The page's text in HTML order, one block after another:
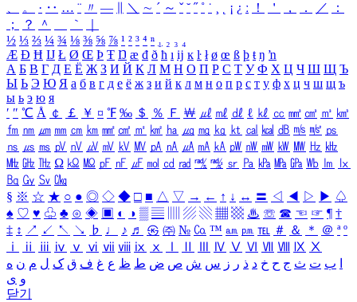
、
。 · ‥ … ¨ 〃 ― ＼ ∼ ´ ～ ˇ ˘ ˝ ˚ ˙ ¸ ¡ ¿ ː ！ ＇ ， ． ／
：
；
？ ＾ ｀
½ ⅓ ⅔ ¼ ¾ ⅛ ⅜ ⅝ ⅞ ¹ ² ³ ⁴ ⁿ ₁ ₂ ₃ ₄
Æ Ð Ħ Ĳ Ł Ø Œ Þ Ŧ Ŋ æ đ ð ħ ı ĳ ĸ ŀ ł ø œ ß þ ŧ ŋ ŉ
А Б В Г Д Е Ё Ж З И Й К Л М Н О П Р С Т У Ф Х Ц Ч Ш Щ Ъ
Ы Ь Э Ю Я а б в г д е ё ж з и й к л м н о п р с т у ф х ц ч ш щ ъ
ы ь э ю я
′ ″ ℃ Å ￠ ￡ ￥ ¤ ℉ ‰ ＄ ％ Ｆ ￦ ㎕ ㎖ ㎗ ℓ ㎘ ㏄ ㎣ ㎤ ㎥ ㎦
㎙ ㎚ ㎛ ㎜ ㎝ ㎞ ㎟ ㎠ ㎡ ㎢ ㏊ ㎍ ㎎ ㎏ ㏏ ㎈ ㎉ ㏈ ㎧ ㎨ ㎰
㎱ ㎲ ㎳ ㎴ ㎵ ㎶ ㎷ ㎸ ㎹ ㎀ ㎁ ㎂ ㎃ ㎄ ㎺ ㎻ ㎽ ㎾ ㎿ ㎐ ㎑
㎒ ㎓ ㎔ Ω ㏀ ㏁ ㎊ ㎋ ㎌ ㏖ ㏅ ㎭ ㎮ ㎯ ㏛ ㎩ ㎪ ㎫ ㎬ ㏝ ㏐
㏓
㏃ ㏉ ㏜ ㏆
§ ※ ☆ ★ ○ ● ◎ ◇ ◆ □ ■ △ ▽ → ← ↑ ↓ ↔ 〓 ◁ ◀ ▷ ▶ ♤
♠ ♡ ♥ ♧ ♣ ⊙ ◈ ▣ ◐ ◑ ▒ ▤ ▨ ▧ ▦ ▩ ♨ ☏ ☎ ☜ ☞ ¶ †
‡ ↕ ↗ ↙ ↖ ↘ ♭ ♩ ♪ ♬ ㉿ ㈜ № ㏇ ™ ㏂ ㏘ ℡ ＃ ＆ ＊ ＠ ª º
ⅰ
ⅱ ⅲ ⅳ ⅴ ⅵ ⅶ ⅷ ⅸ ⅹ Ⅳ Ⅴ Ⅵ Ⅶ Ⅷ Ⅸ Ⅹ
ب ت ث ج ح خ د ذ ر ز س ش ص ض ط ظ ع غ ف ق ک ل م ن ه
و ی
닫기